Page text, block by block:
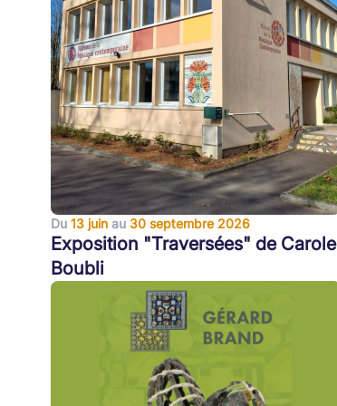
Du 13 juin au 30 septembre 2026
Exposition "Traversées" de Carole
Boubli